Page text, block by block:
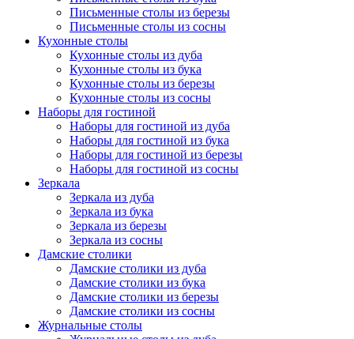
Письменные столы из березы
Письменные столы из сосны
Кухонные столы
Кухонные столы из дуба
Кухонные столы из бука
Кухонные столы из березы
Кухонные столы из сосны
Наборы для гостиной
Наборы для гостиной из дуба
Наборы для гостиной из бука
Наборы для гостиной из березы
Наборы для гостиной из сосны
Зеркала
Зеркала из дуба
Зеркала из бука
Зеркала из березы
Зеркала из сосны
Дамские столики
Дамские столики из дуба
Дамские столики из бука
Дамские столики из березы
Дамские столики из сосны
Журнальные столы